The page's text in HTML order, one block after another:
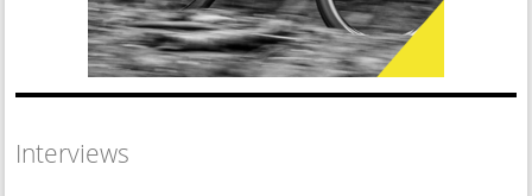
Interviews